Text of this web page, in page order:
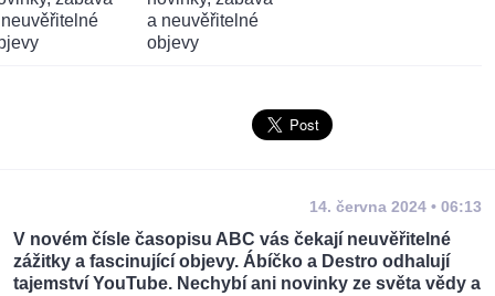
14. června 2024 • 06:13
V novém čísle časopisu ABC vás čekají neuvěřitelné
zážitky a fascinující objevy. Ábíčko a Destro odhalují
tajemství YouTube. Nechybí ani novinky ze světa vědy a